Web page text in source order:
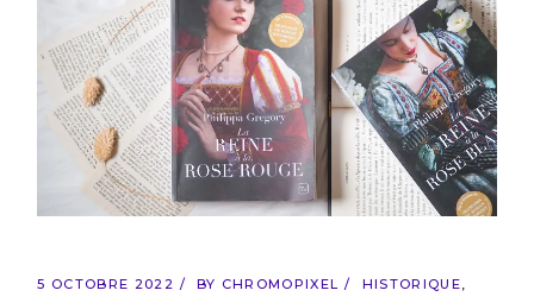
5 OCTOBRE 2022 BY CHROMOPIXEL
HISTORIQUE